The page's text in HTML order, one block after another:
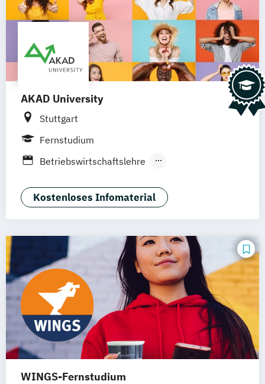
AKAD University
Stuttgart
Fernstudium
Betriebswirtschaftslehre
Wirtschaftsingenieurwesen
Kostenloses Infomaterial
WINGS-Fernstudium